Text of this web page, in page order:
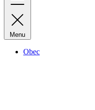
Menu
Obec